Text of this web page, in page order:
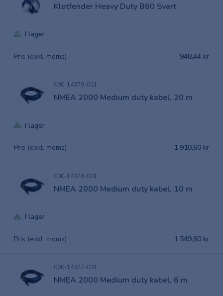
Klotfender Heavy Duty B60 Svart
I lager
Pris (exkl. moms) 948,44 kr
000-14379-001
NMEA 2000 Medium duty kabel, 20 m
I lager
Pris (exkl. moms) 1 910,60 kr
000-14378-001
NMEA 2000 Medium duty kabel, 10 m
I lager
Pris (exkl. moms) 1 549,80 kr
000-14377-001
NMEA 2000 Medium duty kabel, 6 m